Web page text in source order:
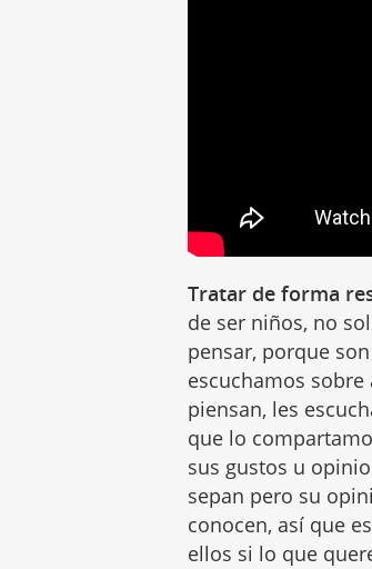
Tratar de forma
de ser niños, no
pensar, porque
escuchamos
piensan, les
que lo
sus gustos u
sepan pero su
conocen, así que
ellos si lo que